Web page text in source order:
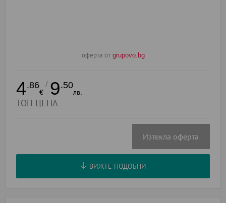
оферта от grupovo.bg
4.86
€
/ 9.50
лв.
ТОП ЦЕНА
Изтекла оферта
ВИЖТЕ ПОДОБНИ